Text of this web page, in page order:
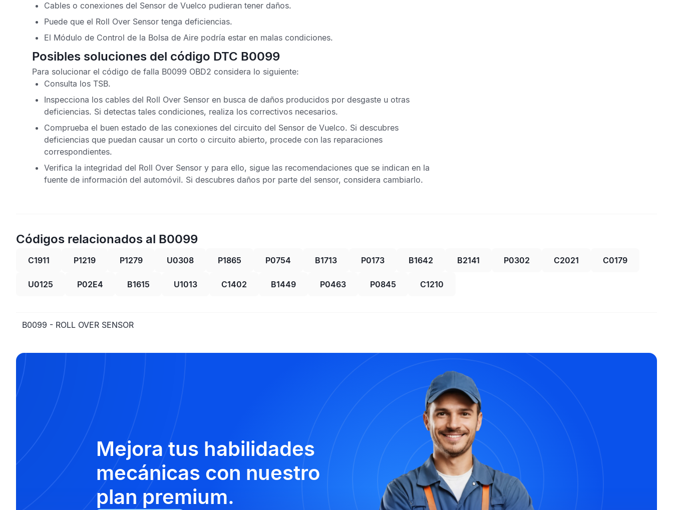
Cables o conexiones del Sensor de Vuelco pudieran tener daños.
Puede que el Roll Over Sensor tenga deficiencias.
El Módulo de Control de la Bolsa de Aire podría estar en malas condiciones.
Posibles soluciones del código DTC B0099
Para solucionar el código de falla B0099 OBD2 considera lo siguiente:
Consulta los TSB.
Inspecciona los cables del Roll Over Sensor en busca de daños producidos por desgaste u otras
deficiencias. Si detectas tales condiciones, realiza los correctivos necesarios.
Comprueba el buen estado de las conexiones del circuito del Sensor de Vuelco. Si descubres
deficiencias que puedan causar un corto o circuito abierto, procede con las reparaciones
correspondientes.
Verifica la integridad del Roll Over Sensor y para ello, sigue las recomendaciones que se indican en la
fuente de información del automóvil. Si descubres daños por parte del sensor, considera cambiarlo.
Códigos relacionados al B0099
C1911 P1219 P1279 U0308 P1865 P0754 B1713 P0173 B1642 B2141 P0302 C2021 C0179
U0125 P02E4 B1615 U1013 C1402 B1449 P0463 P0845 C1210
B0099 - ROLL OVER SENSOR
Mejora tus habilidades
mecánicas con nuestro
plan premium.